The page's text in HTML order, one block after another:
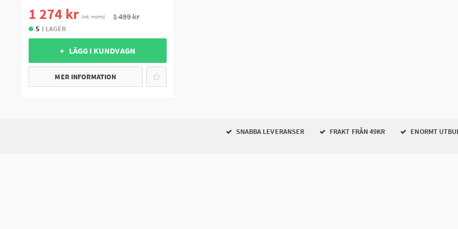
1 274 kr (ink. moms) 1 499 kr
5 I LAGER
+ LÄGG I KUNDVAGN
MER INFORMATION
SNABBA LEVERANSER FRAKT FRÅN 49KR ENORMT